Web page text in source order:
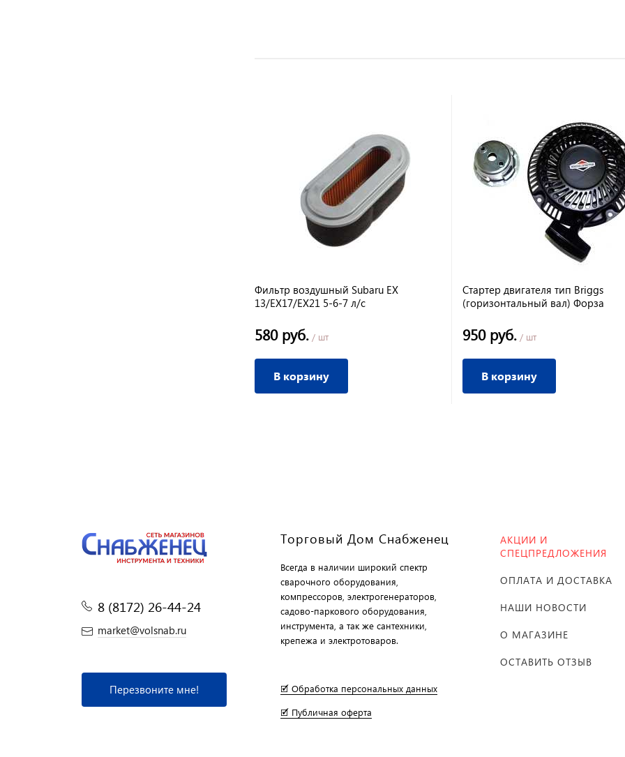
Фильтр воздушный Subaru EX
13/EX17/EX21 5-6-7 л/с
580 руб. / шт
В корзину
Стартер двигателя тип Briggs
(горизонтальный вал) Форза
950 руб. / шт
В корзину
8 (8172) 26-44-24
market@volsnab.ru
Перезвоните мне!
Торговый Дом Снабженец
Всегда в наличии широкий спектр
сварочного оборудования,
компрессоров, электрогенераторов,
садово-паркового оборудования,
инструмента, а так же сантехники,
крепежа и электротоваров.
🗹 Обработка персональных данных
🗹 Публичная оферта
АКЦИИ И
СПЕЦПРЕДЛОЖЕНИЯ
ОПЛАТА И ДОСТАВКА
НАШИ НОВОСТИ
О МАГАЗИНЕ
ОСТАВИТЬ ОТЗЫВ